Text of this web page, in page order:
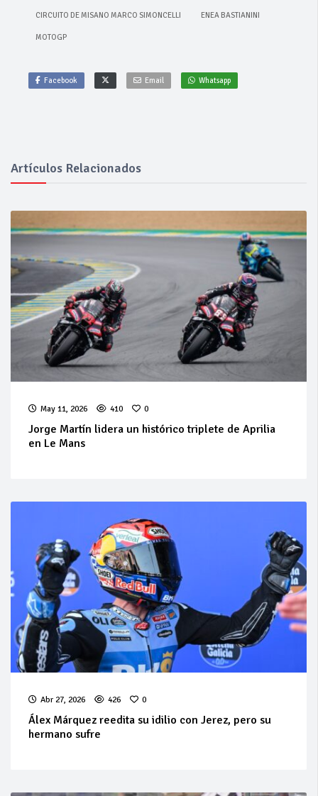
CIRCUITO DE MISANO MARCO SIMONCELLI ENEA BASTIANINI
MOTOGP
Facebook Email Whatsapp
Artículos Relacionados
May 11, 2026 410 0
Jorge Martín lidera un histórico triplete de Aprilia
en Le Mans
Abr 27, 2026 426 0
Álex Márquez reedita su idilio con Jerez, pero su
hermano sufre